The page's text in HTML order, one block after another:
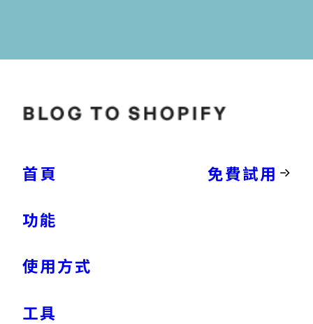
首頁
功能
使用方式
工具
免費試用